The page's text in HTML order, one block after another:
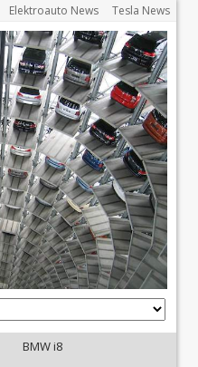
Elektroauto News Tesla News
BMW i8